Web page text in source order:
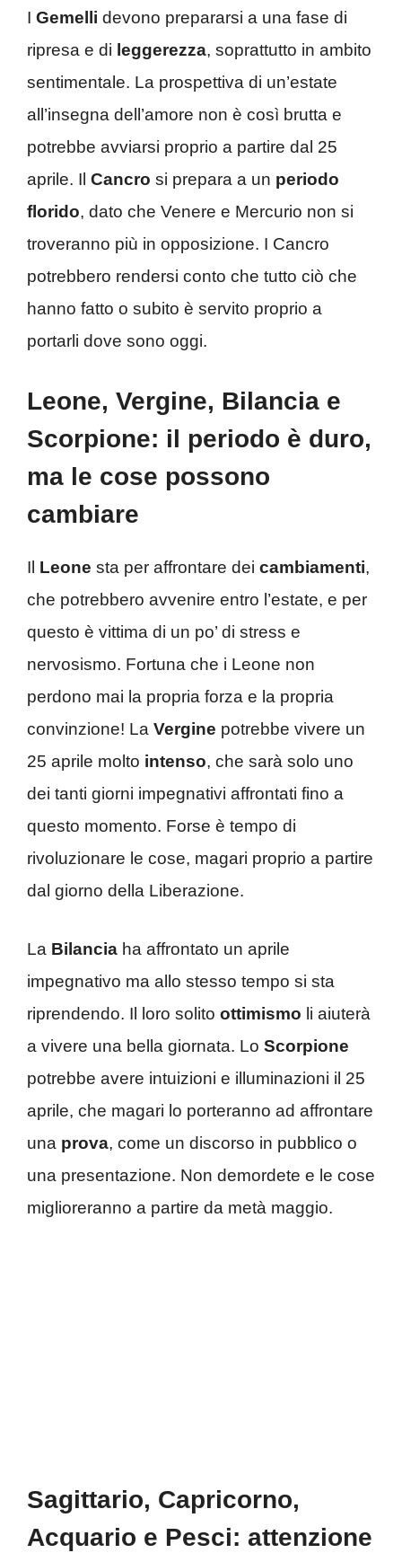
I Gemelli devono prepararsi a una fase di
ripresa e di leggerezza, soprattutto in ambito
sentimentale. La prospettiva di un’estate
all’insegna dell’amore non è così brutta e
potrebbe avviarsi proprio a partire dal 25
aprile. Il Cancro si prepara a un periodo
florido, dato che Venere e Mercurio non si
troveranno più in opposizione. I Cancro
potrebbero rendersi conto che tutto ciò che
hanno fatto o subito è servito proprio a
portarli dove sono oggi.
Leone, Vergine, Bilancia e
Scorpione: il periodo è duro,
ma le cose possono
cambiare
Il Leone sta per affrontare dei cambiamenti,
che potrebbero avvenire entro l’estate, e per
questo è vittima di un po’ di stress e
nervosismo. Fortuna che i Leone non
perdono mai la propria forza e la propria
convinzione! La Vergine potrebbe vivere un
25 aprile molto intenso, che sarà solo uno
dei tanti giorni impegnativi affrontati fino a
questo momento. Forse è tempo di
rivoluzionare le cose, magari proprio a partire
dal giorno della Liberazione.
La Bilancia ha affrontato un aprile
impegnativo ma allo stesso tempo si sta
riprendendo. Il loro solito ottimismo li aiuterà
a vivere una bella giornata. Lo Scorpione
potrebbe avere intuizioni e illuminazioni il 25
aprile, che magari lo porteranno ad affrontare
una prova, come un discorso in pubblico o
una presentazione. Non demordete e le cose
miglioreranno a partire da metà maggio.
Sagittario, Capricorno,
Acquario e Pesci: attenzione